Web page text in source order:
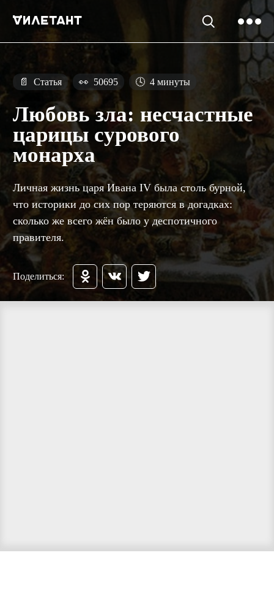
📄 Статья 👀 50695 🕓 4 минуты
Любовь зла: несчастные
царицы сурового
монарха
Личная жизнь царя Ивана IV была столь бурной,
что историки до сих пор теряются в догадках:
сколько же всего жён было у деспотичного
правителя.
Поделиться: